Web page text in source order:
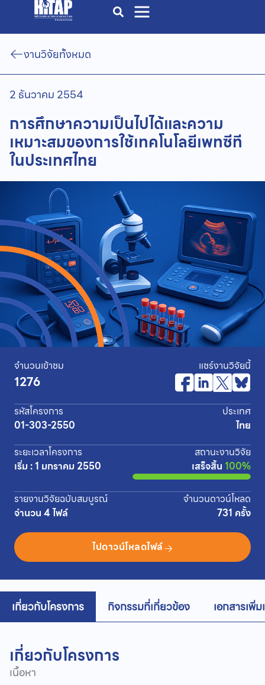
งานวิจัยทั้งหมด
2 ธันวาคม 2554
การศึกษาความเป็นไปได้และความ
เหมาะสมของการใช้เทคโนโลยีเพทซีที
ในประเทศไทย
จำนวนเข้าชม
1276
แชร์งานวิจัยนี้
รหัสโครงการ
01-303-2550
ประเทศ
ไทย
ระยะเวลาโครงการ
เริ่ม : 1 มกราคม 2550
สถานะงานวิจัย
เสร็จสิ้น 100%
รายงานวิจัยฉบับสมบูรณ์
จำนวน 4 ไฟล์
จำนวนดาวน์โหลด
731 ครั้ง
ไปดาวน์โหลดไฟล์
เกี่ยวกับโครงการ กิจกรรมที่เกี่ยวข้อง เอกสารเพิ่
เกี่ยวกับโครงการ
เนื้อหา